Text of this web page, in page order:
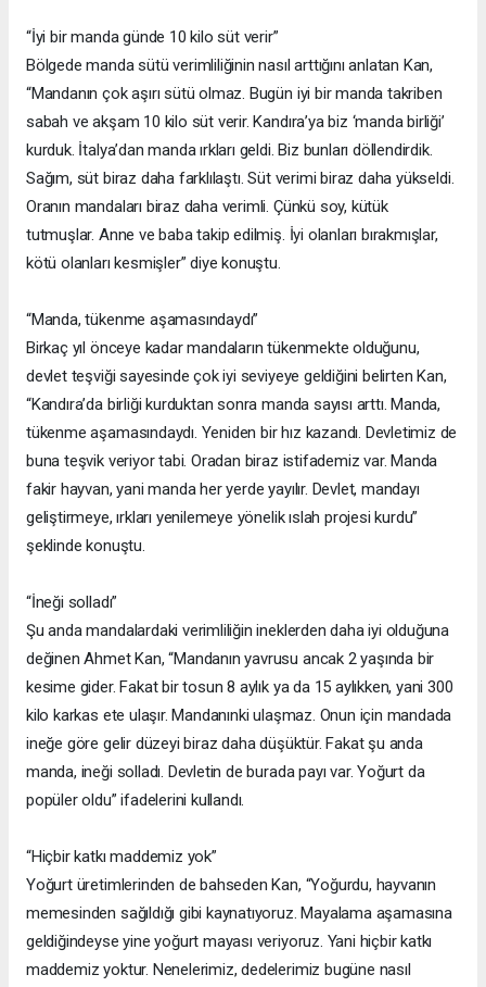
“İyi bir manda günde 10 kilo süt verir”
Bölgede manda sütü verimliliğinin nasıl arttığını anlatan Kan,
“Mandanın çok aşırı sütü olmaz. Bugün iyi bir manda takriben
sabah ve akşam 10 kilo süt verir. Kandıra’ya biz ‘manda birliği’
kurduk. İtalya’dan manda ırkları geldi. Biz bunları döllendirdik.
Sağım, süt biraz daha farklılaştı. Süt verimi biraz daha yükseldi.
Oranın mandaları biraz daha verimli. Çünkü soy, kütük
tutmuşlar. Anne ve baba takip edilmiş. İyi olanları bırakmışlar,
kötü olanları kesmişler” diye konuştu.
“Manda, tükenme aşamasındaydı”
Birkaç yıl önceye kadar mandaların tükenmekte olduğunu,
devlet teşviği sayesinde çok iyi seviyeye geldiğini belirten Kan,
“Kandıra’da birliği kurduktan sonra manda sayısı arttı. Manda,
tükenme aşamasındaydı. Yeniden bir hız kazandı. Devletimiz de
buna teşvik veriyor tabi. Oradan biraz istifademiz var. Manda
fakir hayvan, yani manda her yerde yayılır. Devlet, mandayı
geliştirmeye, ırkları yenilemeye yönelik ıslah projesi kurdu”
şeklinde konuştu.
“İneği solladı”
Şu anda mandalardaki verimliliğin ineklerden daha iyi olduğuna
değinen Ahmet Kan, “Mandanın yavrusu ancak 2 yaşında bir
kesime gider. Fakat bir tosun 8 aylık ya da 15 aylıkken, yani 300
kilo karkas ete ulaşır. Mandanınki ulaşmaz. Onun için mandada
ineğe göre gelir düzeyi biraz daha düşüktür. Fakat şu anda
manda, ineği solladı. Devletin de burada payı var. Yoğurt da
popüler oldu” ifadelerini kullandı.
“Hiçbir katkı maddemiz yok”
Yoğurt üretimlerinden de bahseden Kan, “Yoğurdu, hayvanın
memesinden sağıldığı gibi kaynatıyoruz. Mayalama aşamasına
geldiğindeyse yine yoğurt mayası veriyoruz. Yani hiçbir katkı
maddemiz yoktur. Nenelerimiz, dedelerimiz bugüne nasıl